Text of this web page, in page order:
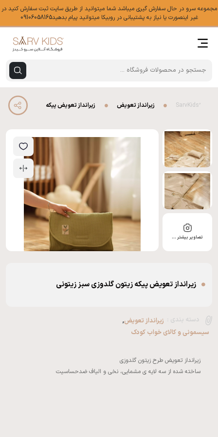
مجموعه سرو در حال سفارش گیری میباشد شما میتوانید از طریق سایت ثبت سفارش کنید در
غیر اینصورت یا نیاز به پشتیبانی در روبیکا میتوانید پیام بدهید09106058165
زیرانداز تعویض زیرانداز تعویض پیکه زیتون گلدوزی
تصاویر بیشتر …
زیرانداز تعویض پیکه زیتون گلدوزی سبز زیتونی
دسته بندی : زیرانداز تعویض,
سیسمونی و کالای خواب کودک
ساخته شده از سه لایه ی مشمایی، نخی و الیاف ضدحساسیت